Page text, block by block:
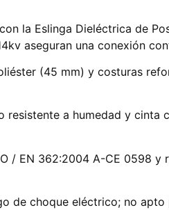
la Eslinga Dieléctrica de
aseguran una conexión
(45 mm) y costuras
resistente a humedad y
/ EN 362:2004 A-CE 0598 y
de choque eléctrico; no